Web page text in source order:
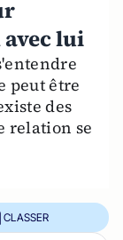
lui
peut être
des
relation se
CLASSER